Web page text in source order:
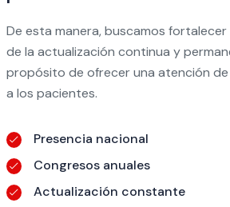
De esta manera, buscamos
de la actualización continua y
propósito de ofrecer una atención
a los pacientes.
Presencia nacional
Congresos anuales
Actualización constante